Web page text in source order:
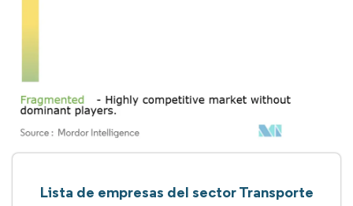
Lista de empresas del sector Transporte